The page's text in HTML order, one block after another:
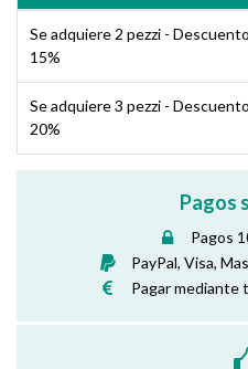
Se adquiere 2 pezzi - Descuento
15%
Se adquiere 3 pezzi - Descuento
20%
Pagos
Pagos
PayPal, Visa,
Pagar mediante